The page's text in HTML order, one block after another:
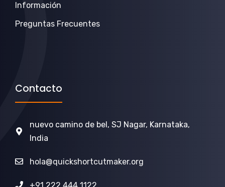
Información
Preguntas Frecuentes
Contacto
nuevo camino de bel, SJ Nagar, Karnataka,
India
hola@quickshortcutmaker.org